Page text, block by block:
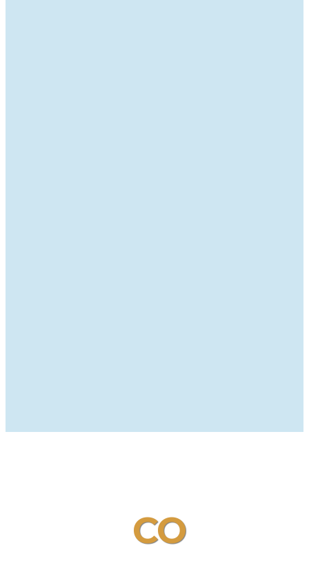
CO